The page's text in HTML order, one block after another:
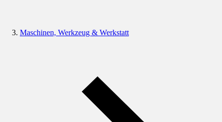
Maschinen, Werkzeug & Werkstatt